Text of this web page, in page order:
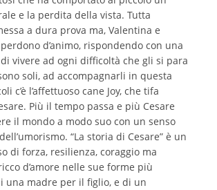
e la perdita della vista. Tutta
a dura prova ma, Valentina e
d’animo, rispondendo con una
vivere ad ogni difficoltà che gli si para
soli, ad accompagnarli in questa
c’è l’affettuoso cane Joy, che tifa
Più il tempo passa e più Cesare
il mondo a modo suo con un senso
“La storia di Cesare” è un
di forza, resilienza, coraggio ma
d’amore nelle sue forme più
una madre per il figlio, e di un